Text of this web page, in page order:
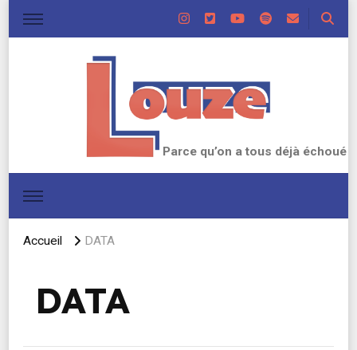
Parce qu’on a tous déjà échoué
Accueil DATA
DATA